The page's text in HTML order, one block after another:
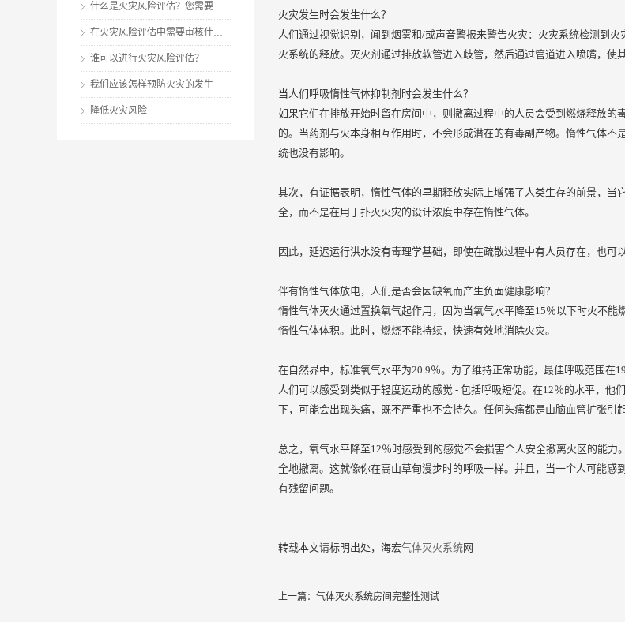
什么是火灾风险评估？您需要吗？
在火灾风险评估中需要审核什么？
谁可以进行火灾风险评估？
我们应该怎样预防火灾的发生
降低火灾风险
火灾发生时会发生什么？
人们通过视觉识别，闻到烟雾和/或声音警报来警告火灾：火灾系统检测到
火系统的释放。灭火剂通过排放软管进入歧管，然后通过管道进入喷嘴，使
当人们呼吸惰性气体抑制剂时会发生什么？
如果它们在排放开始时留在房间中，则撤离过程中的人员会受到燃烧释放
的。当药剂与火本身相互作用时，不会形成潜在的有毒副产物。惰性气体
统也没有影响。
其次，有证据表明，惰性气体的早期释放实际上增强了人类生存的前景，
全，而不是在用于扑灭火灾的设计浓度中存在惰性气体。
因此，延迟运行洪水没有毒理学基础，即使在疏散过程中有人员存在，也可
伴有惰性气体放电，人们是否会因缺氧而产生负面健康影响？
惰性气体灭火通过置换氧气起作用，因为当氧气水平降至15％以下时火不
惰性气体体积。此时，燃烧不能持续，快速有效地消除火灾。
在自然界中，标准氧气水平为20.9％。为了维持正常功能，最佳呼吸范围在
人们可以感受到类似于轻度运动的感觉 - 包括呼吸短促。在12％的水平，
下，可能会出现头痛，既不严重也不会持久。任何头痛都是由脑血管扩张引
总之，氧气水平降至12％时感受到的感觉不会损害个人安全撤离火区的能
全地撤离。这就像你在高山草甸漫步时的呼吸一样。并且，当一个人可能
有残留问题。
转载本文请标明出处，海宏气体灭火系统网
上一篇： 气体灭火系统房间完整性测试